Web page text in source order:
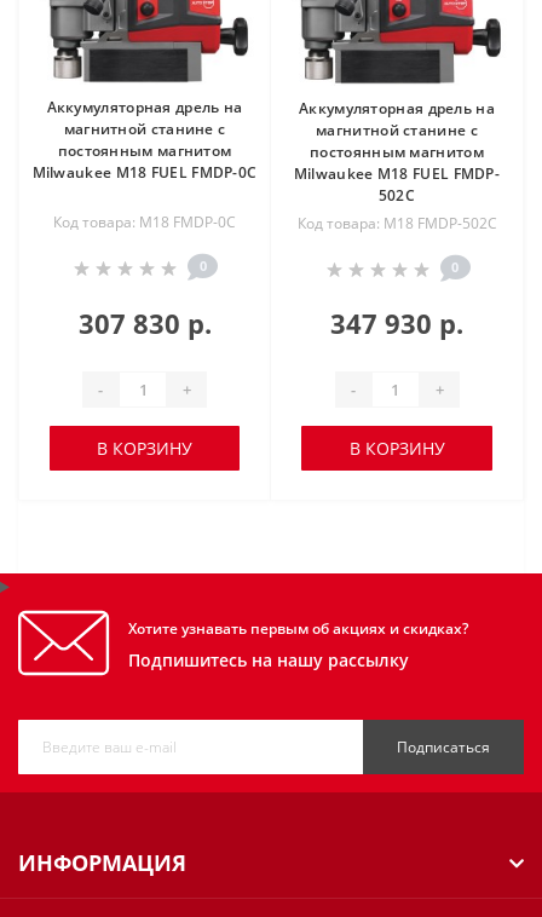
Аккумуляторная дрель на
магнитной станине с
постоянным магнитом
Milwaukee M18 FUEL FMDP-0C
Код товара: M18 FMDP-0C
0
307 830 р.
- +
В КОРЗИНУ
Аккумуляторная дрель на
магнитной станине с
постоянным магнитом
Milwaukee M18 FUEL FMDP-
502C
Код товара: M18 FMDP-502C
0
347 930 р.
- +
В КОРЗИНУ
Хотите узнавать первым об акциях и скидках?
Подпишитесь на нашу рассылку
Подписаться
ИНФОРМАЦИЯ